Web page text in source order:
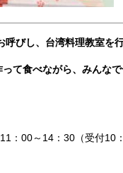
呼びし、台湾料理教室を行
て食べながら、みんな
：00～14：30（受付10：